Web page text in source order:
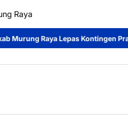
Raya
Kontingen Pramuka ke Jambore